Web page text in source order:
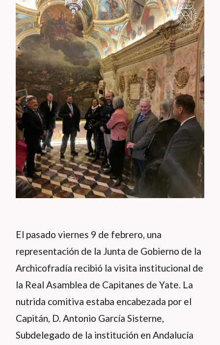
El pasado viernes 9 de febrero, una
representación de la Junta de Gobierno de la
Archicofradía recibió la visita institucional de
la Real Asamblea de Capitanes de Yate. La
nutrida comitiva estaba encabezada por el
Capitán, D. Antonio García Sisterne,
Subdelegado de la institución en Andalucía